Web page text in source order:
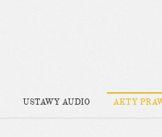
USTAWY AUDIO AKTY